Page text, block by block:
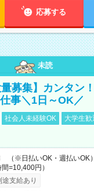
応募する
未読
量募集】カンタン
事＼1日～OK／
社会人未経験OK 大学生歓
（※日払いOK・週払いOK
=10,400円）
支給あり